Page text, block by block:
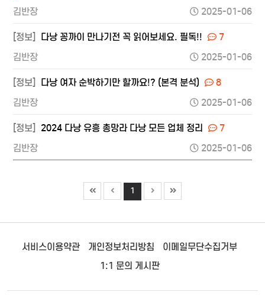
김반장
2025-01-06
[정보] 다낭 꽁까이 만나기전 꼭 읽어보세요. 필독!!
7
김반장
2025-01-06
[정보] 다낭 여자 순박하기만 할까요!? (본격 분석)
8
김반장
2025-01-06
[정보] 2024 다낭 유흥 총망라 다낭 모든 업체 정리
7
김반장
2025-01-06
1
서비스이용약관 개인정보처리방침
이메일무단수집거부
1:1 문의 게시판